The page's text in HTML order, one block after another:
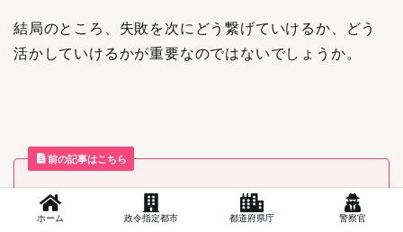
結局のところ、失敗を次にどう繋げていけるか、どう
活かしていけるかが重要なのではないでしょうか。
前の記事はこちら
【20〜30代の公務員へ】30歳までにいくら貯金
を持ってれば優秀なのか？
ホーム 政令指定都市 都道府県庁 警察官